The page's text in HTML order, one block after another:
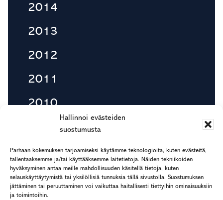
Hallinnoi evästeiden
suostumusta
Parhaan kokemuksen tarjoamiseksi käytämme teknologioita, kuten evästeitä,
tallentaaksemme ja/tai käyttääksemme laitetietoja. Näiden tekniikoiden
hyväksyminen antaa meille mahdollisuuden käsitellä tietoja, kuten
selauskäyttäytymistä tai yksilöllisiä tunnuksia tällä sivustolla. Suostumuksen
jättäminen tai peruuttaminen voi vaikuttaa haitallisesti tiettyihin ominaisuuksiin
ja toimintoihin.
2014
2013
2012
2011
2010
Footer
etu.suku@rapp.fi
puh. 044 7799 277
Rekisteri- ja tietosuojaseloste